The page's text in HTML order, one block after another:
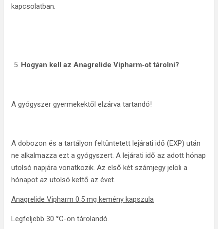
kapcsolatban.
Hogyan kell az Anagrelide Vipharm‑ot tárolni?
A gyógyszer gyermekektől elzárva tartandó!
A dobozon és a tartályon feltüntetett lejárati idő (EXP) után
ne alkalmazza ezt a gyógyszert. A lejárati idő az adott hónap
utolsó napjára vonatkozik. Az első két számjegy jelöli a
hónapot az utolsó kettő az évet.
Anagrelide Vipharm 0.5 mg kemény kapszula
Legfeljebb 30 °C-on tárolandó.